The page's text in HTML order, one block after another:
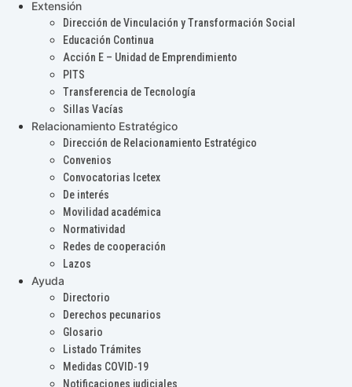
Extensión
Dirección de Vinculación y Transformación Social
Educación Continua
Acción E – Unidad de Emprendimiento
PITS
Transferencia de Tecnología
Sillas Vacías
Relacionamiento Estratégico
Dirección de Relacionamiento Estratégico
Convenios
Convocatorias Icetex
De interés
Movilidad académica
Normatividad
Redes de cooperación
Lazos
Ayuda
Directorio
Derechos pecunarios
Glosario
Listado Trámites
Medidas COVID-19
Notificaciones judiciales